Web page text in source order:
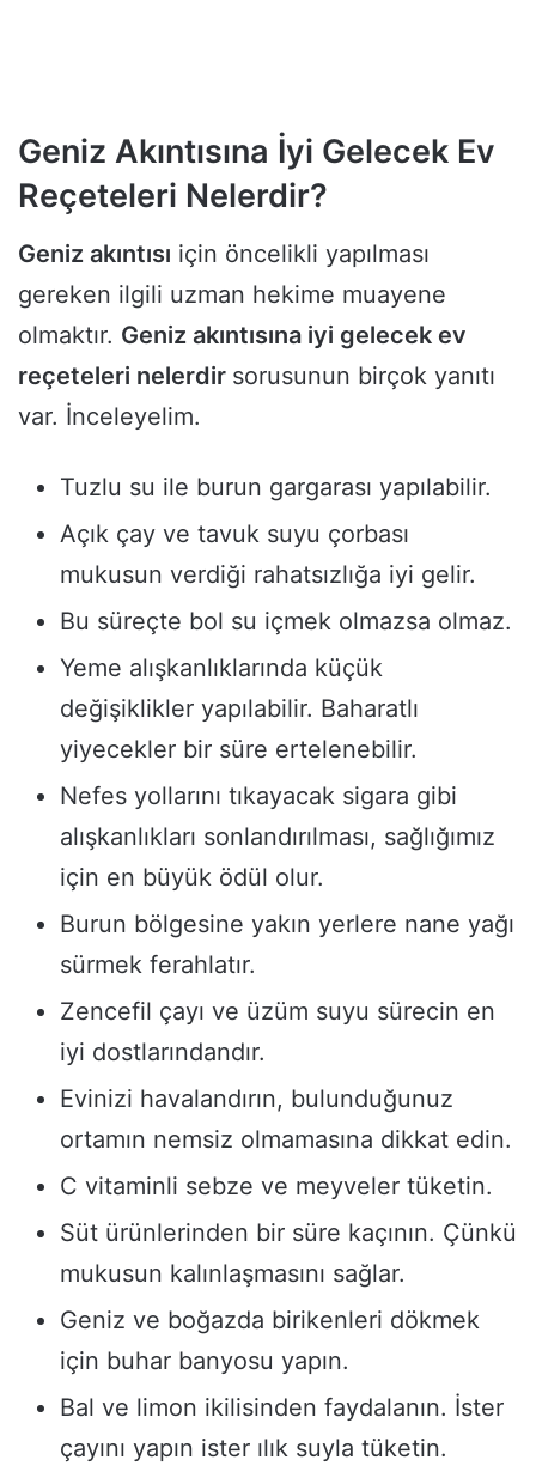
Geniz Akıntısına İyi Gelecek Ev
Reçeteleri Nelerdir?
Geniz akıntısı için öncelikli yapılması
gereken ilgili uzman hekime muayene
olmaktır. Geniz akıntısına iyi gelecek ev
reçeteleri nelerdir sorusunun birçok yanıtı
var. İnceleyelim.
Tuzlu su ile burun gargarası yapılabilir.
Açık çay ve tavuk suyu çorbası
mukusun verdiği rahatsızlığa iyi gelir.
Bu süreçte bol su içmek olmazsa olmaz.
Yeme alışkanlıklarında küçük
değişiklikler yapılabilir. Baharatlı
yiyecekler bir süre ertelenebilir.
Nefes yollarını tıkayacak sigara gibi
alışkanlıkları sonlandırılması, sağlığımız
için en büyük ödül olur.
Burun bölgesine yakın yerlere nane yağı
sürmek ferahlatır.
Zencefil çayı ve üzüm suyu sürecin en
iyi dostlarındandır.
Evinizi havalandırın, bulunduğunuz
ortamın nemsiz olmamasına dikkat edin.
C vitaminli sebze ve meyveler tüketin.
Süt ürünlerinden bir süre kaçının. Çünkü
mukusun kalınlaşmasını sağlar.
Geniz ve boğazda birikenleri dökmek
için buhar banyosu yapın.
Bal ve limon ikilisinden faydalanın. İster
çayını yapın ister ılık suyla tüketin.